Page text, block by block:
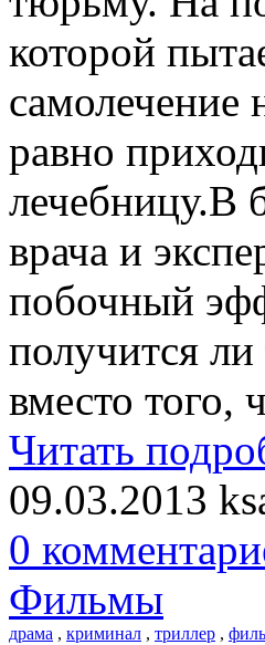
которой
самолечение
равно
лечебницу.В
врача и
побочный
получится
вместо того,
Читать
09.03.2013
0
Фильмы
драма , криминал , триллер ,